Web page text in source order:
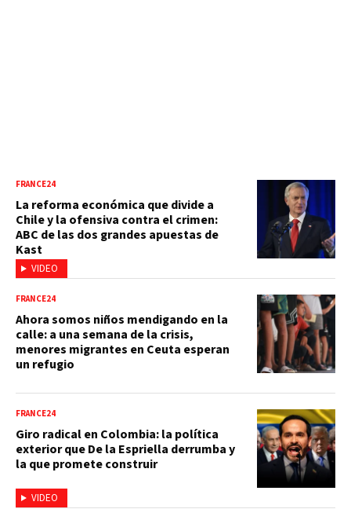
VIDEO
FRANCE24
La reforma económica que divide a
Chile y la ofensiva contra el crimen:
ABC de las dos grandes apuestas de
Kast
FRANCE24
Ahora somos niños mendigando en la
calle: a una semana de la crisis,
menores migrantes en Ceuta esperan
un refugio
VIDEO
FRANCE24
Giro radical en Colombia: la política
exterior que De la Espriella derrumba y
la que promete construir